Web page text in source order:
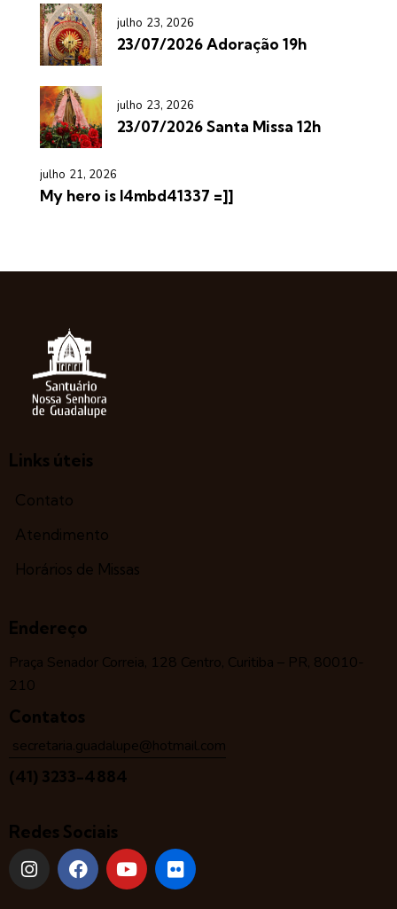
julho 23, 2026
23/07/2026 Adoração 19h
julho 23, 2026
23/07/2026 Santa Missa 12h
julho 21, 2026
My hero is l4mbd41337 =]]
Links úteis
Contato
Atendimento
Horários de Missas
Endereço
Praça Senador Correia, 128 Centro, Curitiba – PR, 80010-
210
Contatos
secretaria.guadalupe@hotmail.com
(41) 3233-4884
Redes Sociais